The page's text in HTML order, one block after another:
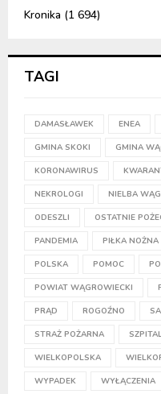
Kronika (1 694)
TAGI
DAMASŁAWEK ENEA
GMINA SKOKI GMINA
KORONAWIRUS
NEKROLOGI NIELBA
ODESZLI OSTATNIE
PANDEMIA PIŁKA NOŻNA
POLSKA POMOC
POWIAT WĄGROWIECKI
PRĄD ROGOŹNO
STRAŻ POŻARNA
WIELKOPOLSKA
WYPADEK WYŁĄCZENIA